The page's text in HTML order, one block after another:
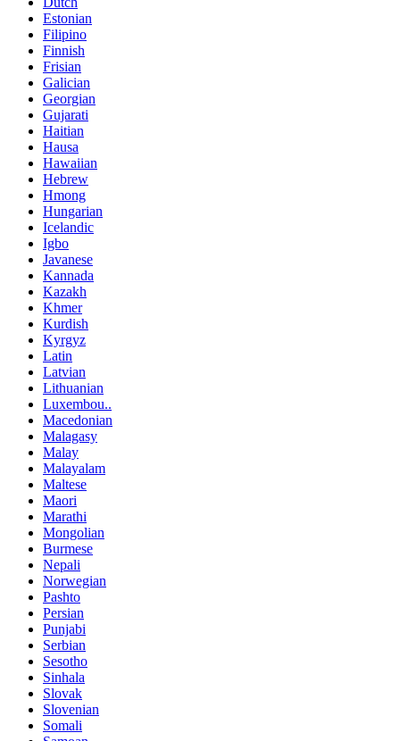
Estonian
Filipino
Finnish
Frisian
Galician
Georgian
Gujarati
Haitian
Hausa
Hawaiian
Hebrew
Hmong
Hungarian
Icelandic
Igbo
Javanese
Kannada
Kazakh
Khmer
Kurdish
Kyrgyz
Latin
Latvian
Lithuanian
Luxembou..
Macedonian
Malagasy
Malay
Malayalam
Maltese
Maori
Marathi
Mongolian
Burmese
Nepali
Norwegian
Pashto
Persian
Punjabi
Serbian
Sesotho
Sinhala
Slovak
Slovenian
Somali